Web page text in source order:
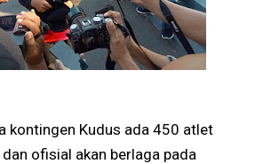
kontingen Kudus ada 450 atlet
ofisial akan berlaga pada